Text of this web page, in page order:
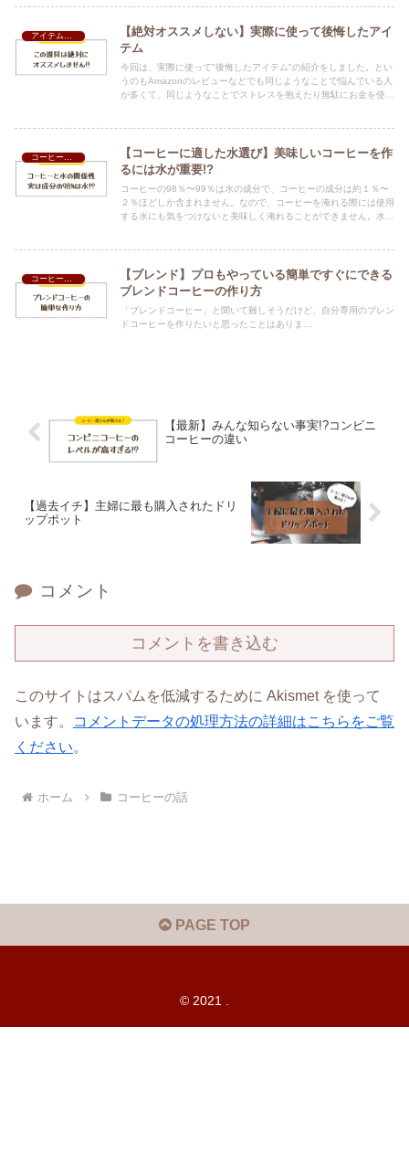
アイテム紹介
【絶対オススメしない】実際に使って後悔したアイ
テム
今回は、実際に使って"後悔したアイテム"の紹介をしました。とい
うのもAmazonのレビューなどでも同じようなことで悩んでいる人
が多くて、同じようなことでストレスを抱えたり無駄にお金を使っ
コーヒーの話
【コーヒーに適した水選び】美味しいコーヒーを作
るには水が重要!?
コーヒーの98％〜99％は水の成分で、コーヒーの成分は約１％〜
２％ほどしか含まれません。なので、コーヒーを淹れる際には使用
する水にも気をつけないと美味しく淹れることができません。水に
コーヒーの話
【ブレンド】プロもやっている簡単ですぐにできる
ブレンドコーヒーの作り方
「ブレンドコーヒー」と聞いて難しそうだけど、自分専用のブレン
ドコーヒーを作りたいと思ったことはありま...
【最新】みんな知らない事実!?コンビニ
コーヒーの違い
【過去イチ】主婦に最も購入されたドリ
ップポット
コメント
コメントを書き込む
このサイトはスパムを低減するために Akismet を使って
います。
コメントデータの処理方法の詳細はこちらをご覧
ください。
ホーム コーヒーの話
PAGE TOP
© 2021 .